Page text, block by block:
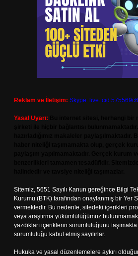
Reklam ve İletişim: Skype:
Yasal Uyarı:
Sitemiz, 5651 Sayılı Kanun gereğince Bilgi
Kurumu (BTK) tarafından onaylanmış bir Yer
vermektedir. Bu nedenle, sitedeki içerikleri
veya araştırma yükümlülüğümüz
yazdıkları içeriklerin sorumluluğunu
sorumluluğu kabul etmiş sayılırlar.
Hukuka ve yasal düzenlemelere aykırı